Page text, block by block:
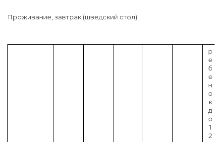
Проживание, завтрак (шведский стол).
р
е
б
е
н
о
к
д
о
1
2